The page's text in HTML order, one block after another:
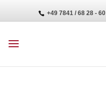
+49 7841 / 68 28 - 60